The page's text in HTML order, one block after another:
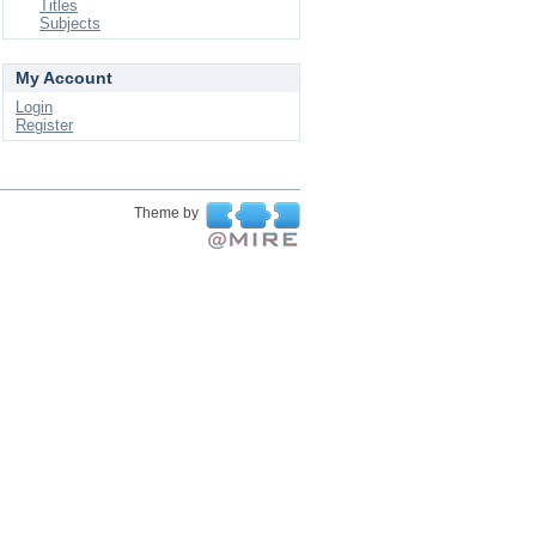
Titles
Subjects
My Account
Login
Register
Theme by